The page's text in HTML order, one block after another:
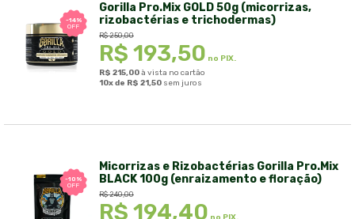
-14%
OFF
Gorilla Pro.Mix GOLD 50g (micorrizas,
rizobactérias e trichodermas)
R$250,00
R$ 193,50 no PIX.
R$ 215,00à vista no cartão
10x de R$ 21,50 sem juros
-10%
OFF
Micorrizas e Rizobactérias Gorilla Pro.Mix
BLACK 100g (enraizamento e floração)
R$240,00
R$ 194,40